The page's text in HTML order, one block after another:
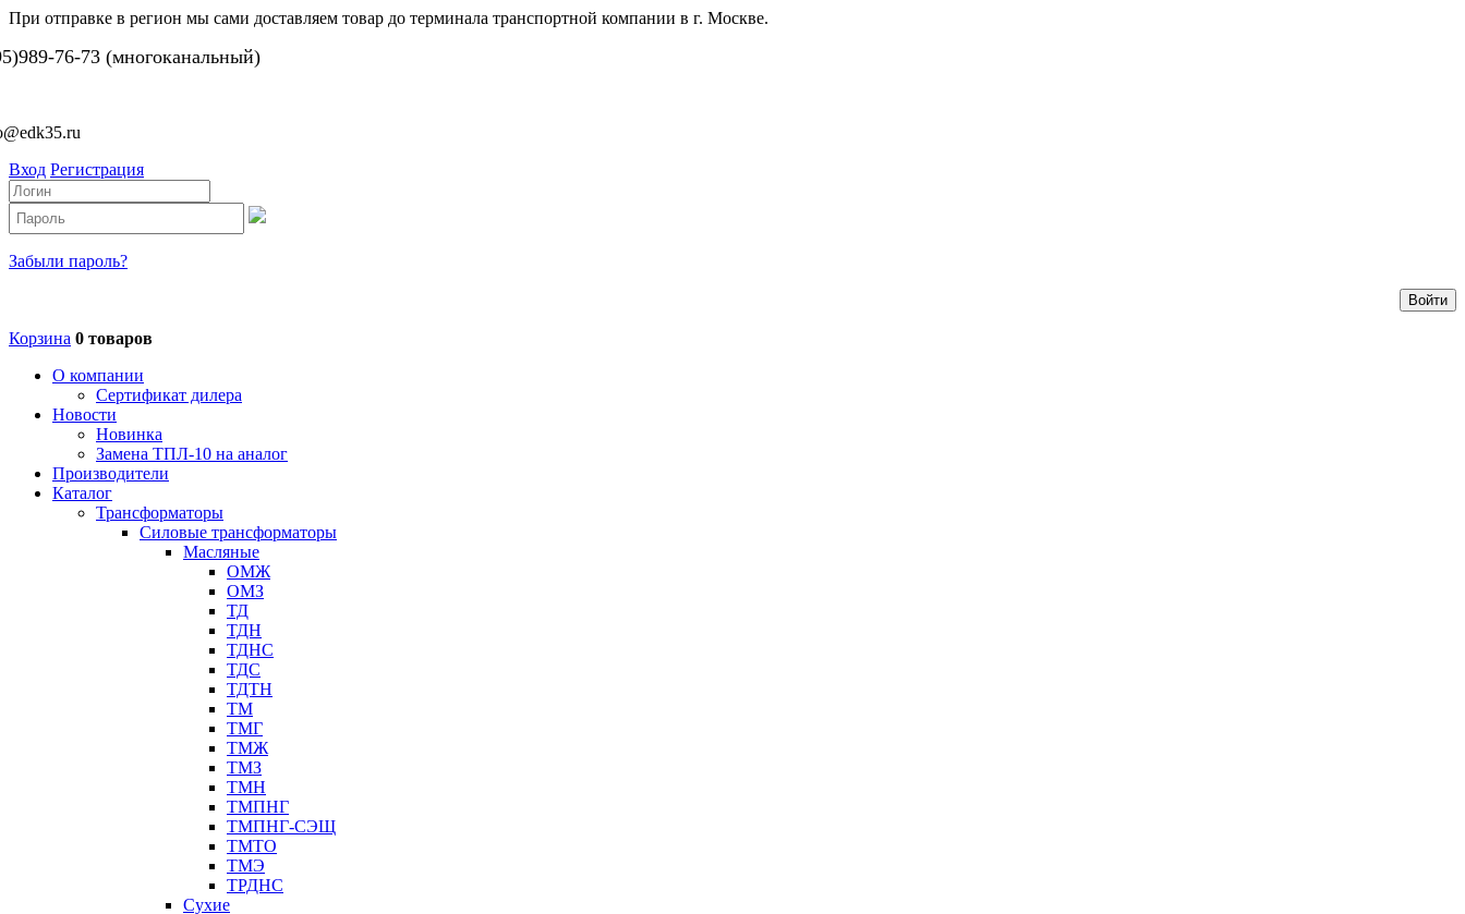
При отправке в регион мы сами доставляем товар до терминала транспортной компании в г. Москве.
76-73 (многоканальный)
Вход Регистрация
Забыли пароль?
Корзина 0 товаров
О компании
Сертификат дилера
Новости
Новинка
Замена ТПЛ-10 на аналог
Производители
Каталог
Трансформаторы
Cиловые трансформаторы
Масляные
ОМЖ
ОМЗ
ТД
ТДН
ТДНС
ТДС
ТДТН
ТМ
ТМГ
ТМЖ
ТМЗ
ТМН
ТМПНГ
ТМПНГ-СЭЩ
ТМТО
ТМЭ
ТРДНС
Сухие